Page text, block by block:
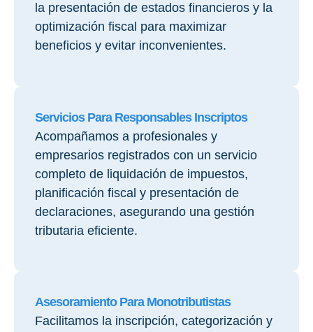
la presentación de estados financieros y la
optimización fiscal para maximizar
beneficios y evitar inconvenientes.
Servicios Para Responsables Inscriptos
Acompañamos a profesionales y
empresarios registrados con un servicio
completo de liquidación de impuestos,
planificación fiscal y presentación de
declaraciones, asegurando una gestión
tributaria eficiente.
Asesoramiento Para Monotributistas
Facilitamos la inscripción, categorización y